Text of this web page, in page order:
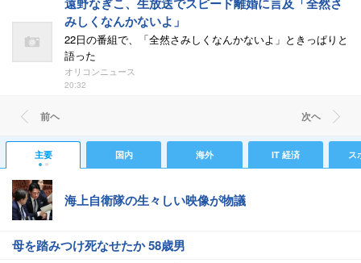
みしくなんかないよ」
22日の番組で、「全然さみしくなんかないよ」ときっぱりと
語った
オリコンニュース
20:32
前ヘ 次ヘ
主要 国内 海外 IT 経済 ス
海上自衛隊の生々しい映像が物議
母を踏みつけ死なせたか 58歳男